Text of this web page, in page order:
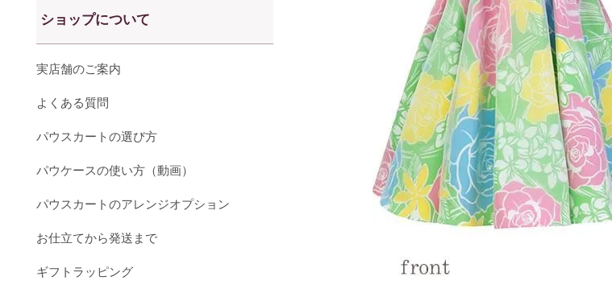
ショップについて
実店舗のご案内
よくある質問
パウスカートの選び方
パウケースの使い方（動画）
パウスカートのアレンジオプション
お仕立てから発送まで
ギフトラッピング